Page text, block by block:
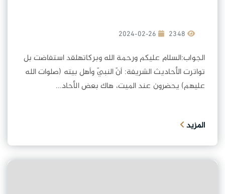
2024-02-26
الجواب:السلام عليكم ورحمة الله وبركاتهلقد استفاضت بل
تواترت الأحاديث الشريفة: أنّ النبيّ وأهل بيته (صلوات الله
عليهم) يحضرون عند الميت، هاك بعض الأحاد...
المزيد